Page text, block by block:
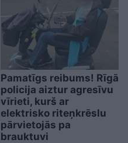
Pamatīgs reibums! Rīgā
policija aiztur agresīvu
vīrieti, kurš ar
elektrisko riteņkrēslu
pārvietojās pa
brauktuvi